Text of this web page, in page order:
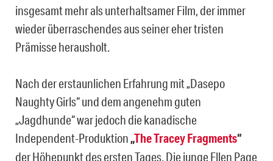
insgesamt mehr als unterhaltsamer Film, der immer
wieder überraschendes aus seiner eher tristen
Prämisse herausholt.
Nach der erstaunlichen Erfahrung mit „Dasepo
Naughty Girls“ und dem angenehm guten
„Jagdhunde“ war jedoch die kanadische
Independent-Produktion„The Tracey Fragments“
der Höhepunkt des ersten Tages. Die junge Ellen Page